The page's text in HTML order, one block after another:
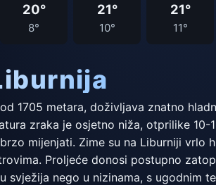
20°
8°
21°
10°
21°
11°
1705 metara, doživljava znatno
zraka je osjetno niža, otprilike 10-
mijenjati. Zime su na Liburniji vrlo
Proljeće donosi postupno
svježija nego u nizinama, s ugodnim